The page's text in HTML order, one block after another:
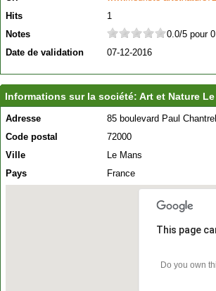
Hits
1
Notes
0.0/5 pour
Date de validation
07-12-2016
Informations sur la société: Art et Nature Le
Adresse
85 boulevard Paul Chantrel
Code postal
72000
Ville
Le Mans
Pays
France
This page
Do you own